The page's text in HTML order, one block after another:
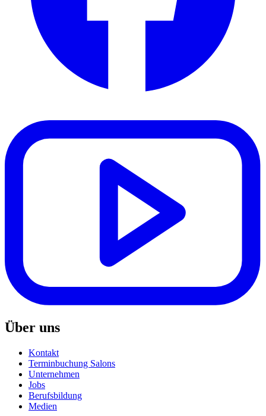
Über uns
Kontakt
Terminbuchung Salons
Unternehmen
Jobs
Berufsbildung
Medien